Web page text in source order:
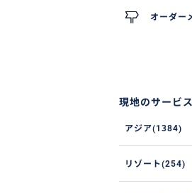
オーダー
現地のサービ
アジア(1384)
リゾート(254)